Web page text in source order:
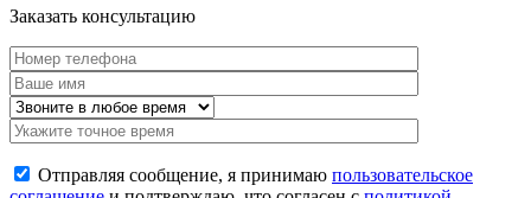
Заказать консультацию
Отправляя сообщение, я принимаю пользовательское